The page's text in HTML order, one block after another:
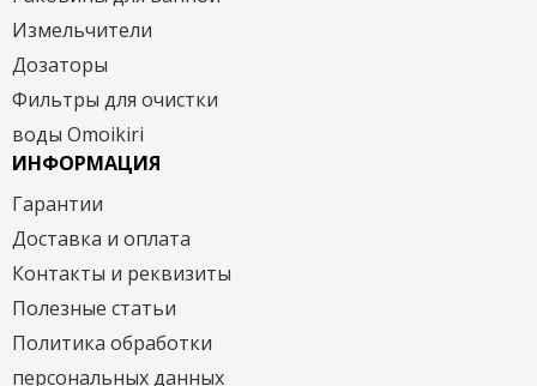
Измельчители
Дозаторы
Фильтры для очистки
воды Omoikiri
ИНФОРМАЦИЯ
Гарантии
Доставка и оплата
Контакты и реквизиты
Полезные статьи
Политика обработки
персональных данных